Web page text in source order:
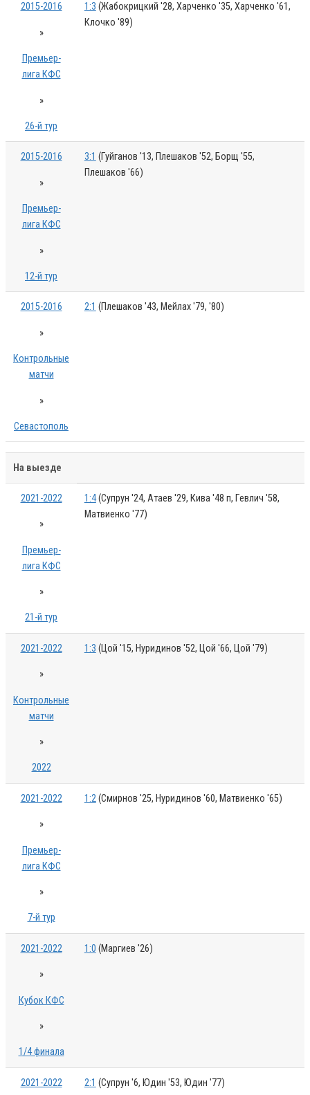
2015-2016
»
Премьер-
лига КФС
»
26-й тур
1:3 (Жабокрицкий '28, Харченко '35, Харченко '61,
Клочко '89)
2015-2016
»
Премьер-
лига КФС
»
12-й тур
3:1 (Гуйганов '13, Плешаков '52, Борщ '55,
Плешаков '66)
2015-2016
»
Контрольные
матчи
»
Севастополь
2:1 (Плешаков '43, Мейлах '79, '80)
На выезде
2021-2022
»
Премьер-
лига КФС
»
21-й тур
1:4(Супрун '24, Атаев '29, Кива '48 п, Гевлич '58,
Матвиенко '77)
2021-2022
»
Контрольные
матчи
»
2022
1:3 (Цой '15, Нуридинов '52, Цой '66, Цой '79)
2021-2022
»
Премьер-
лига КФС
»
7-й тур
1:2(Смирнов '25, Нуридинов '60, Матвиенко '65)
2021-2022
»
Кубок КФС
»
1/4 финала
1:0 (Маргиев '26)
2021-2022 2:1 (Супрун '6, Юдин '53, Юдин '77)